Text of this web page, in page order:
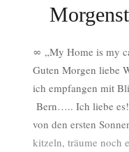
∞ „My Home is my
Guten Morgen liebe
ich empfangen mit
Bern….. Ich liebe
von den ersten
kitzeln, träume noch